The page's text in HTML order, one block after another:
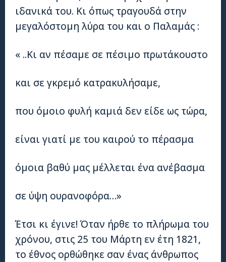
ιδανικά του. Κι όπως τραγουδά στην
μεγαλόστομη λύρα του και ο Παλαμάς :
« ..Κι αν πέσαμε σε πέσιμο πρωτάκουστο
και σε γκρεμό κατρακυλήσαμε,
που όμοιο φυλή καμιά δεν είδε ως τώρα,
είναι γιατί με του καιρού το πέρασμα
όμοια βαθύ μας μέλλεται ένα ανέβασμα
σε ύψη ουρανοφόρα…»
Έτσι κι έγινε! Όταν ήρθε το πλήρωμα του
χρόνου, στις 25 του Μάρτη εν έτη 1821,
το έθνος ορθώθηκε σαν ένας άνθρωπος